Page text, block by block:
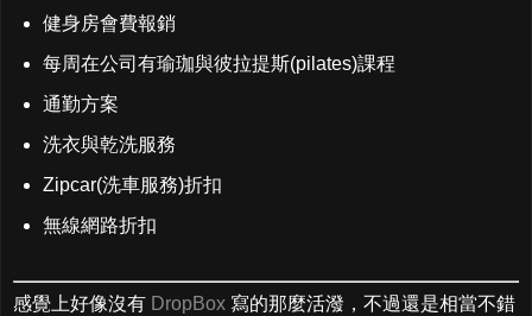
健身房會費報銷
每周在公司有瑜珈與彼拉提斯(pilates)課程
通勤方案
洗衣與乾洗服務
Zipcar(洗車服務)折扣
無線網路折扣
感覺上好像沒有 DropBox 寫的那麼活潑，不過還是相當不錯